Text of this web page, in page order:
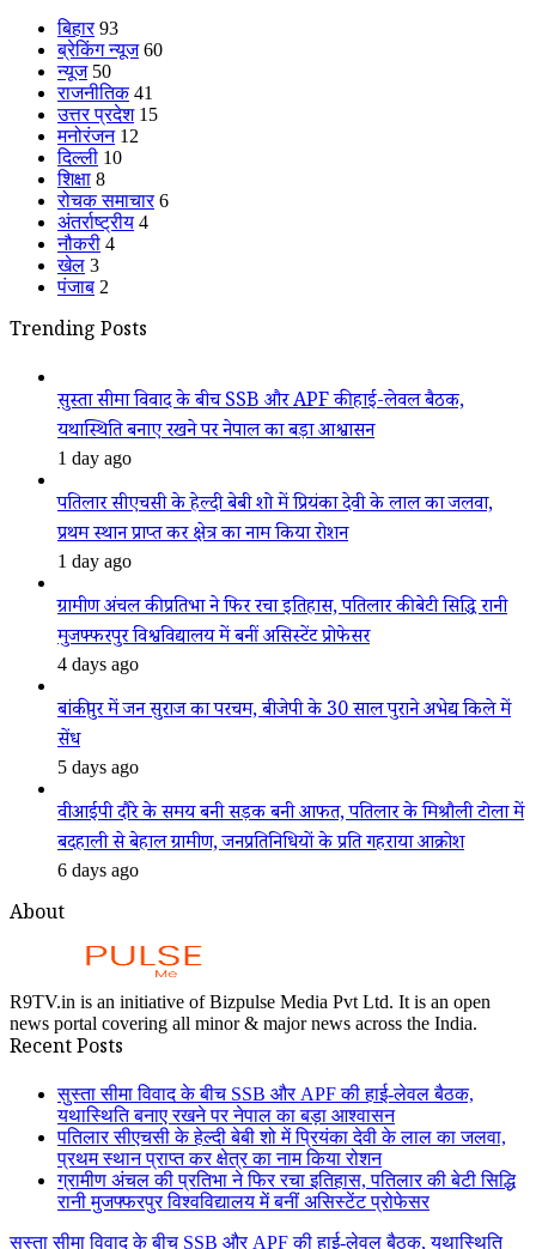
बिहार 93
ब्रेकिंग न्यूज 60
न्यूज 50
राजनीतिक 41
उत्तर प्रदेश 15
मनोरंजन 12
दिल्ली 10
शिक्षा 8
रोचक समाचार 6
अंतर्राष्ट्रीय 4
नौकरी 4
खेल 3
पंजाब 2
Trending Posts
सुस्ता सीमा विवाद के बीच SSB और APF की हाई-लेवल बैठक,
यथास्थिति बनाए रखने पर नेपाल का बड़ा आश्वासन
1 day ago
पतिलार सीएचसी के हेल्दी बेबी शो में प्रियंका देवी के लाल का जलवा,
प्रथम स्थान प्राप्त कर क्षेत्र का नाम किया रोशन
1 day ago
ग्रामीण अंचल की प्रतिभा ने फिर रचा इतिहास, पतिलार की बेटी सिद्धि रानी
मुजफ्फरपुर विश्वविद्यालय में बनीं असिस्टेंट प्रोफेसर
4 days ago
बांकीपुर में जन सुराज का परचम, बीजेपी के 30 साल पुराने अभेद्य किले में
सेंध
5 days ago
वीआईपी दौरे के समय बनी सड़क बनी आफत, पतिलार के मिश्रौली टोला में
बदहाली से बेहाल ग्रामीण, जनप्रतिनिधियों के प्रति गहराया आक्रोश
6 days ago
About
R9TV.in is an initiative of Bizpulse Media Pvt Ltd. It is an open
news portal covering all minor & major news across the India.
Recent Posts
सुस्ता सीमा विवाद के बीच SSB और APF की हाई-लेवल बैठक,
यथास्थिति बनाए रखने पर नेपाल का बड़ा आश्वासन
पतिलार सीएचसी के हेल्दी बेबी शो में प्रियंका देवी के लाल का जलवा,
प्रथम स्थान प्राप्त कर क्षेत्र का नाम किया रोशन
ग्रामीण अंचल की प्रतिभा ने फिर रचा इतिहास, पतिलार की बेटी सिद्धि
रानी मुजफ्फरपुर विश्वविद्यालय में बनीं असिस्टेंट प्रोफेसर
सुस्ता सीमा विवाद के बीच SSB और APF की हाई-लेवल बैठक, यथास्थिति